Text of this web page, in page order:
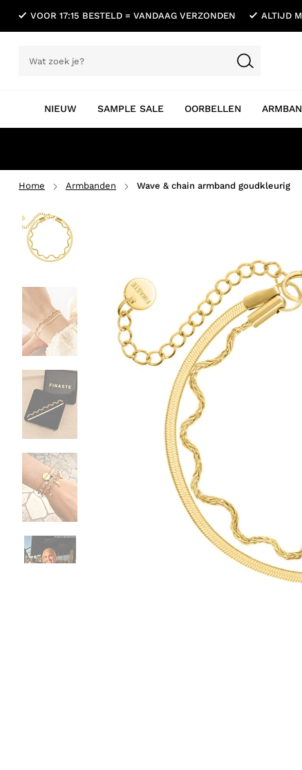
VOOR 17:15 BESTELD = VANDAAG VERZONDEN ALTIJD
NIEUW SAMPLE SALE OORBELLEN
Home Armbanden Wave & chain armband goudkleurig